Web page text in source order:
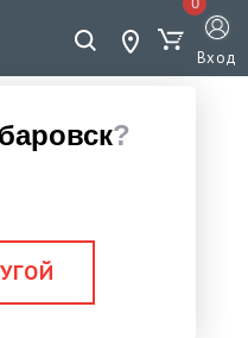
?
Вход
и реек DIN 571
FASTEN
90 POWER